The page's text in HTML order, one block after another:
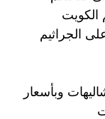
الكويت
الجراثيم
وبأسعار